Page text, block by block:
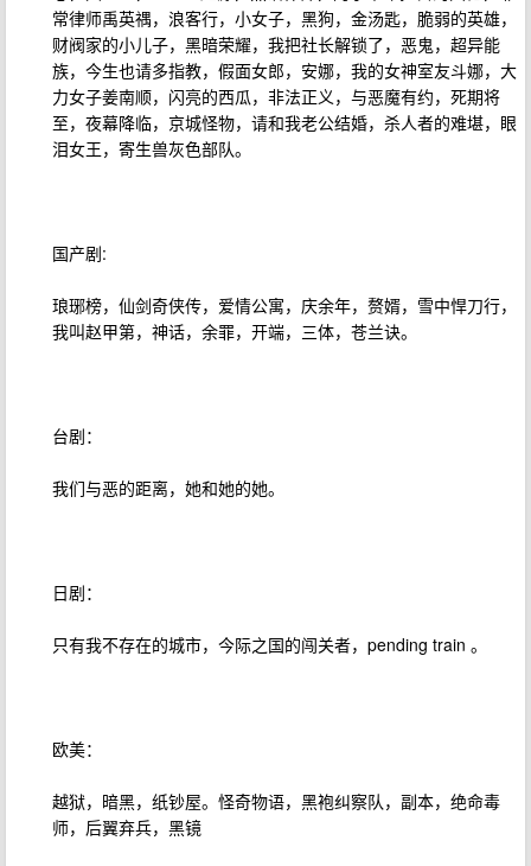
常律师禹英禑，浪客行，小女子，黑狗，金汤匙，脆弱的英雄，
财阀家的小儿子，黑暗荣耀，我把社长解锁了，恶鬼，超异能
族，今生也请多指教，假面女郎，安娜，我的女神室友斗娜，大
力女子姜南顺，闪亮的西瓜，非法正义，与恶魔有约，死期将
至，夜幕降临，京城怪物，请和我老公结婚，杀人者的难堪，眼
泪女王，寄生兽灰色部队。
国产剧:
琅琊榜，仙剑奇侠传，爱情公寓，庆余年，赘婿，雪中悍刀行，
我叫赵甲第，神话，余罪，开端，三体，苍兰诀。
台剧：
我们与恶的距离，她和她的她。
日剧：
只有我不存在的城市，今际之国的闯关者，pending train 。
欧美：
越狱，暗黑，纸钞屋。怪奇物语，黑袍纠察队，副本，绝命毒
师，后翼弃兵，黑镜